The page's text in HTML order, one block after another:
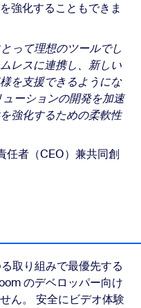
強化することもできま
って理想のツールでし
レスに連携し、新しい
を支援できるようにな
ーションの開発を加速
強化するための柔軟性
任者（CEO）兼共同創
取り組みで最優先する
のデベロッパー向け
ん。 安全にビデオ体験